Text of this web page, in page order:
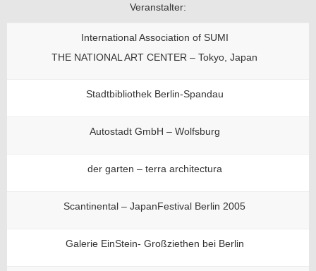
Veranstalter:
International Association of SUMI
THE NATIONAL ART CENTER – Tokyo, Japan
Stadtbibliothek Berlin-Spandau
Autostadt GmbH – Wolfsburg
der garten – terra architectura
Scantinental – JapanFestival Berlin 2005
Galerie EinStein- Großziethen bei Berlin